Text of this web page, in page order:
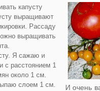
капусту
выращивают
Рассаду
выращивать
Я сажаю и
с расстоянием 1
около 1 см.
слоем 1 см.
И очень